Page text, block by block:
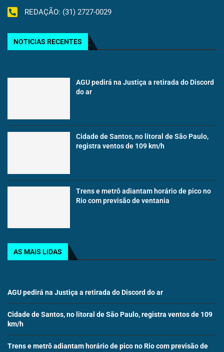
REDAÇÃO: (31) 2727-0029
NOTICIAS RECENTES
AGU pedirá na Justiça a retirada do Discord
do ar
Cidade de Santos, no litoral de São Paulo,
registra ventos de 109 km/h
Trens e metrô adiantam horário de pico no
Rio com previsão de ventania
AS MAIS LIDAS
AGU pedirá na Justiça a retirada do Discord do ar
Cidade de Santos, no litoral de São Paulo, registra ventos de 109
km/h
Trens e metrô adiantam horário de pico no Rio com previsão de